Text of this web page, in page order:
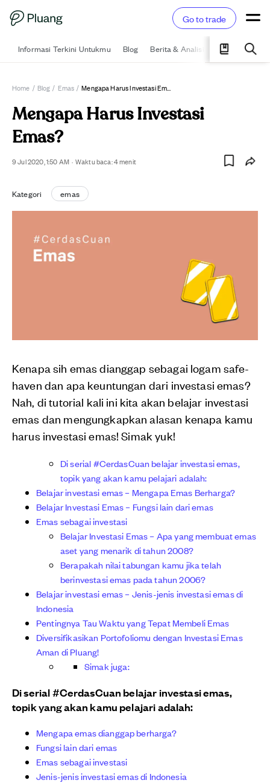
Go to trade
Informasi Terkini Untukmu Blog Berita & Analisis Pelajari
Home / Blog / Emas / Mengapa Harus Investasi Emas?
Mengapa Harus Investasi
Emas?
9 Jul 2020, 1:50 AM · Waktu baca:4menit
Kategori emas
Kenapa sih emas dianggap sebagai logam safe-
haven dan apa keuntungan dari investasi emas?
Nah, di tutorial kali ini kita akan belajar investasi
emas dan mengungkapkan alasan kenapa kamu
harus investasi emas! Simak yuk!
Di serial #CerdasCuan belajar investasi emas,
topik yang akan kamu pelajari adalah:
Belajar investasi emas – Mengapa Emas Berharga?
Belajar Investasi Emas – Fungsi lain dari emas
Emas sebagai investasi
Belajar Investasi Emas – Apa yang membuat emas
aset yang menarik di tahun 2008?
Berapakah nilai tabungan kamu jika telah
berinvestasi emas pada tahun 2006?
Belajar investasi emas – Jenis-jenis investasi emas di
Indonesia
Pentingnya Tau Waktu yang Tepat Membeli Emas
Diversifikasikan Portofoliomu dengan Investasi Emas
Aman di Pluang!
Simak juga:
Di serial #CerdasCuan belajar investasi emas,
topik yang akan kamu pelajari adalah:
Mengapa emas dianggap berharga?
Fungsi lain dari emas
Emas sebagai investasi
Jenis-jenis investasi emas di Indonesia